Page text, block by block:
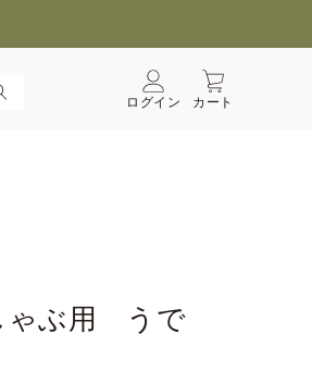
ログイン カート
ゃぶ用 うで